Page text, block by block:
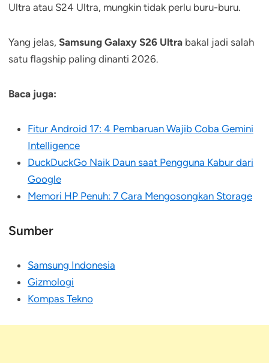
Ultra atau S24 Ultra, mungkin tidak perlu buru-buru.
Yang jelas, Samsung Galaxy S26 Ultra bakal jadi salah
satu flagship paling dinanti 2026.
Baca juga:
Fitur Android 17: 4 Pembaruan Wajib Coba Gemini
Intelligence
DuckDuckGo Naik Daun saat Pengguna Kabur dari
Google
Memori HP Penuh: 7 Cara Mengosongkan Storage
Sumber
Samsung Indonesia
Gizmologi
Kompas Tekno